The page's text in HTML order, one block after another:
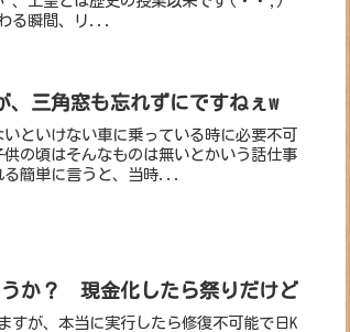
る瞬間、リ...
三角窓も忘れずにですねぇw
といけない車に乗っている時に必要不可
の頃はそんなものは無いとかいう話仕事
る簡単に言うと、当時...
か？ 現金化したら祭りだけど
すが、本当に実行したら修復不可能で日K